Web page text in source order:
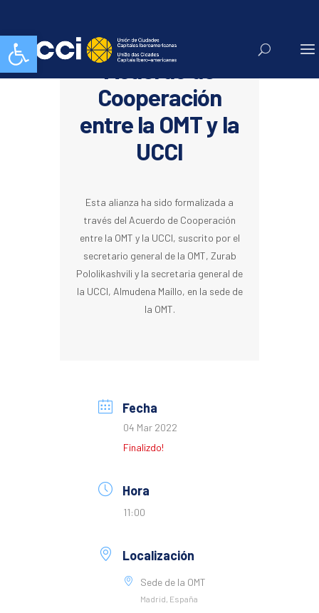
Abrir barra de herramientasFirma del
Acuerdo de
Cooperación
entre la OMT y la
UCCI
Esta alianza ha sido formalizada a
través del Acuerdo de Cooperación
entre la OMT y la UCCI, suscrito por el
secretario general de la OMT, Zurab
Pololikashvili y la secretaria general de
la UCCI, Almudena Maíllo, en la sede de
la OMT.
Fecha
04 Mar 2022
Finalizdo!
Hora
11:00
Localización
Sede de la OMT
Madrid, España